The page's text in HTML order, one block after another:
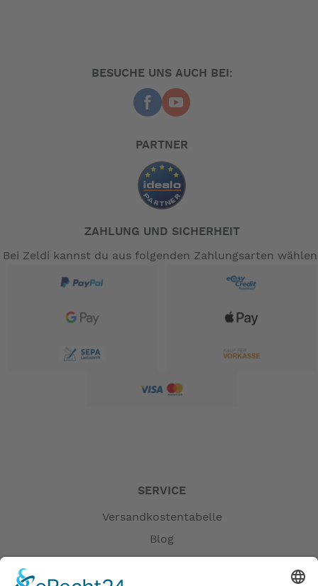
Gewebetragegriffe an das Zelt haken.
HINWEIS: Pumpe nicht im Lieferumfang. Bitte extra
-- Auf Produktfotos angezeigte Dekorationsartikel gehören
nicht zum Leistungsumfang. --
BESUCHE UNS AUCH BEI:
PARTNER
ZAHLUNG UND SICHERHEIT
Bei Zeldi kannst du aus folgenden Zahlungsarten
SERVICE
Versandkostentabelle
Blog
Erklärung zur Barrierefreiheit